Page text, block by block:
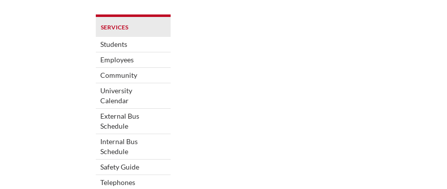
SERVICES
Students
Employees
Community
University
Calendar
External Bus
Schedule
Internal Bus
Schedule
Safety Guide
Telephones